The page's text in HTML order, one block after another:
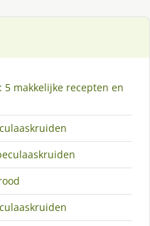
5 makkelijke recepten en